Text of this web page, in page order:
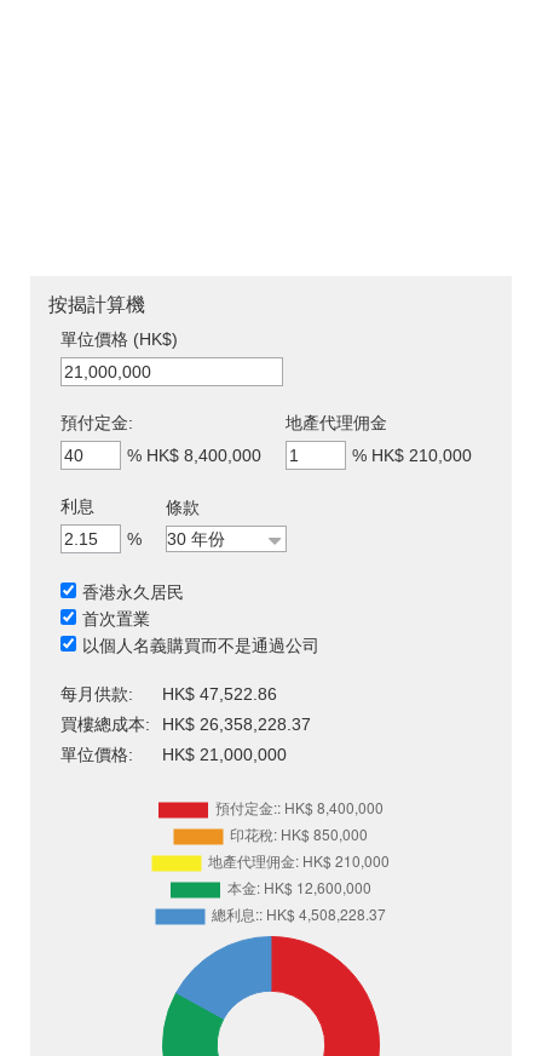
按揭計算機
單位價格 (HK$)
預付定金:
% HK$ 8,400,000
地產代理佣金
% HK$ 210,000
利息
%
條款
香港永久居民
首次置業
以個人名義購買而不是通過公司
每月供款:
HK$ 47,522.86
買樓總成本:
HK$ 26,358,228.37
單位價格:
HK$ 21,000,000